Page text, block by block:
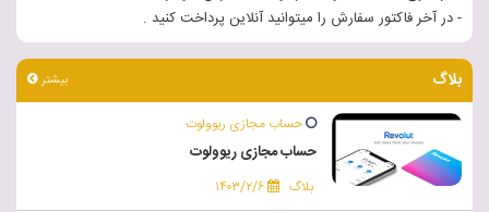
- در آخر فاکتور سفارش را میتوانید آنلاین پرداخت کنید .
بلاگ بیشتر
حساب مجازی ریوولوت
حساب مجازی ریوولوت
بلاگ ۱۴۰۳/۲/۶